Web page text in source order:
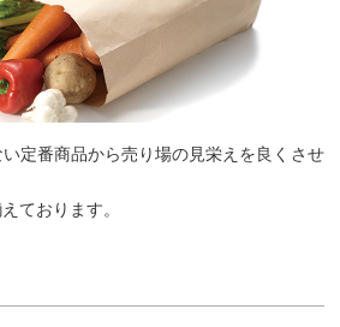
定番商品から売り場の見栄えを良くさせ
ております。